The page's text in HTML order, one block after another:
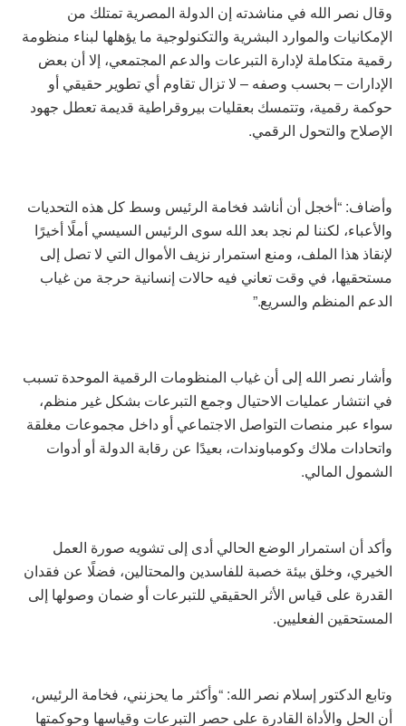
وقال نصر الله في مناشدته إن الدولة المصرية تمتلك من
الإمكانيات والموارد البشرية والتكنولوجية ما يؤهلها لبناء منظومة
رقمية متكاملة لإدارة التبرعات والدعم المجتمعي، إلا أن بعض
الإدارات – بحسب وصفه – لا تزال تقاوم أي تطوير حقيقي أو
حوكمة رقمية، وتتمسك بعقليات بيروقراطية قديمة تعطل جهود
الإصلاح والتحول الرقمي.
وأضاف: “أخجل أن أناشد فخامة الرئيس وسط كل هذه التحديات
والأعباء، لكننا لم نجد بعد الله سوى الرئيس السيسي أملًا أخيرًا
لإنقاذ هذا الملف، ومنع استمرار نزيف الأموال التي لا تصل إلى
مستحقيها، في وقت تعاني فيه حالات إنسانية حرجة من غياب
الدعم المنظم والسريع.”
وأشار نصر الله إلى أن غياب المنظومات الرقمية الموحدة تسبب
في انتشار عمليات الاحتيال وجمع التبرعات بشكل غير منظم،
سواء عبر منصات التواصل الاجتماعي أو داخل مجموعات مغلقة
واتحادات ملاك وكومباوندات، بعيدًا عن رقابة الدولة أو أدوات
الشمول المالي.
وأكد أن استمرار الوضع الحالي أدى إلى تشويه صورة العمل
الخيري، وخلق بيئة خصبة للفاسدين والمحتالين، فضلًا عن فقدان
القدرة على قياس الأثر الحقيقي للتبرعات أو ضمان وصولها إلى
المستحقين الفعليين.
وتابع الدكتور إسلام نصر الله: “وأكثر ما يحزنني، فخامة الرئيس،
أن الحل والأداة القادرة على حصر التبرعات وقياسها وحوكمتها